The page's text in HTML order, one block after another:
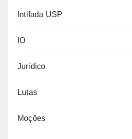
Intifada USP
IO
Jurídico
Lutas
Moções